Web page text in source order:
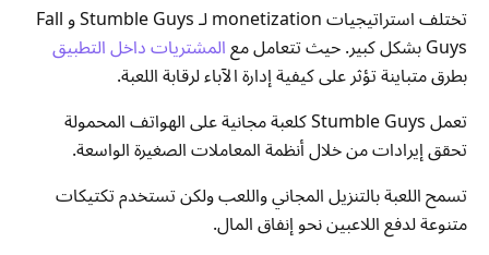
تختلف استراتيجيات monetization لـ Stumble Guys و Fall
Guys بشكل كبير. حيث تتعامل مع المشتريات داخل التطبيق
بطرق متباينة تؤثر على كيفية إدارة الآباء لرقابة اللعبة.
تعمل Stumble Guys كلعبة مجانية على الهواتف المحمولة
تحقق إيرادات من خلال أنظمة المعاملات الصغيرة الواسعة.
تسمح اللعبة بالتنزيل المجاني واللعب ولكن تستخدم تكتيكات
متنوعة لدفع اللاعبين نحو إنفاق المال.